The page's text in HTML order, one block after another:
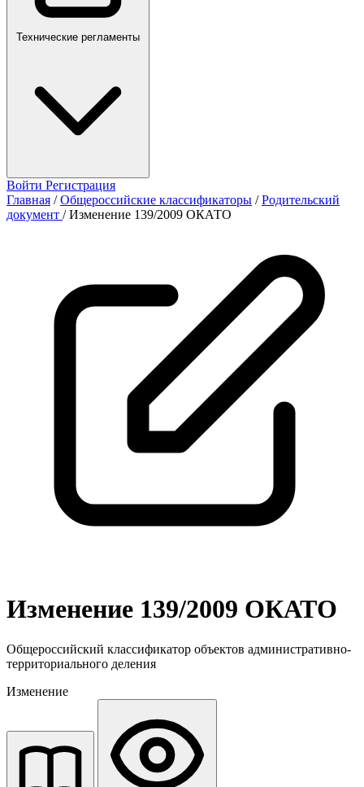
Технические регламенты
Войти Регистрация
Главная / Общероссийские классификаторы / Родительский
документ / Изменение 139/2009 ОКАТО
Изменение 139/2009 ОКАТО
Общероссийский классификатор объектов административно-
территориального деления
Изменение